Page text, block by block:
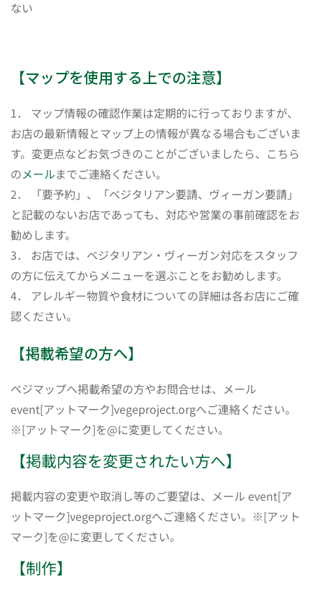
ない
【マップを使用する上での注意】
1． マップ情報の確認作業は定期的に行っておりますが、
お店の最新情報とマップ上の情報が異なる場合もございま
す。変更点などお気づきのことがございましたら、こちら
のメールまでご連絡ください。
2． 「要予約」、「ベジタリアン要請、ヴィーガン要請」
と記載のないお店であっても、対応や営業の事前確認をお
勧めします。
3． お店では、ベジタリアン・ヴィーガン対応をスタッフ
の方に伝えてからメニューを選ぶことをお勧めします。
4． アレルギー物質や食材についての詳細は各お店にご確
認ください。
【掲載希望の方へ】
ベジマップへ掲載希望の方やお問合せは、メール
event[アットマーク]vegeproject.orgへご連絡ください。
※[アットマーク]を@に変更してください。
【掲載内容を変更されたい方へ】
掲載内容の変更や取消し等のご要望は、メール event[ア
ットマーク]vegeproject.orgへご連絡ください。※[アット
マーク]を@に変更してください。
【制作】